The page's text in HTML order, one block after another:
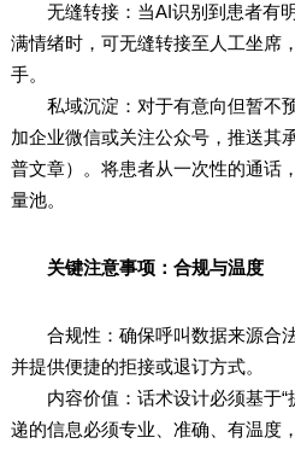
无缝转接：当AI识别到患者有明
满情绪时，可无缝转接至人工坐席
手。
私域沉淀：对于有意向但暂不
加企业微信或关注公众号，推送其
普文章）。将患者从一次性的通话
量池。
关键注意事项：合规与温度
合规性：确保呼叫数据来源合法
并提供便捷的拒接或退订方式。
内容价值：话术设计必须基于“
递的信息必须专业、准确、有温度